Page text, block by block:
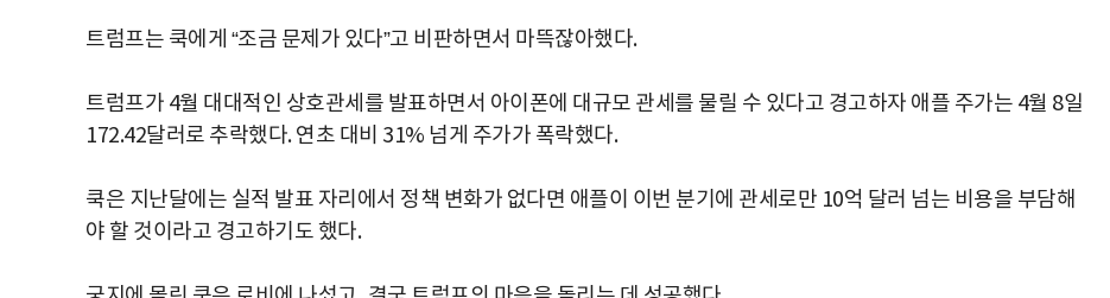
트럼프는 쿡에게 “조금 문제가 있다”고 비판하면서 마뜩잖아했다.
트럼프가 4월 대대적인 상호관세를 발표하면서 아이폰에 대규모 관세를 물릴 수 있다고 경고하자 애플 주가는 4월 8일
172.42달러로 추락했다. 연초 대비 31% 넘게 주가가 폭락했다.
쿡은 지난달에는 실적 발표 자리에서 정책 변화가 없다면 애플이 이번 분기에 관세로만 10억 달러 넘는 비용을 부담해
야 할 것이라고 경고하기도 했다.